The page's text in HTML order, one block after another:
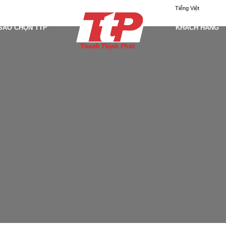
Tiếng Việt
CHỌN TTP KHÁCH HÀNG